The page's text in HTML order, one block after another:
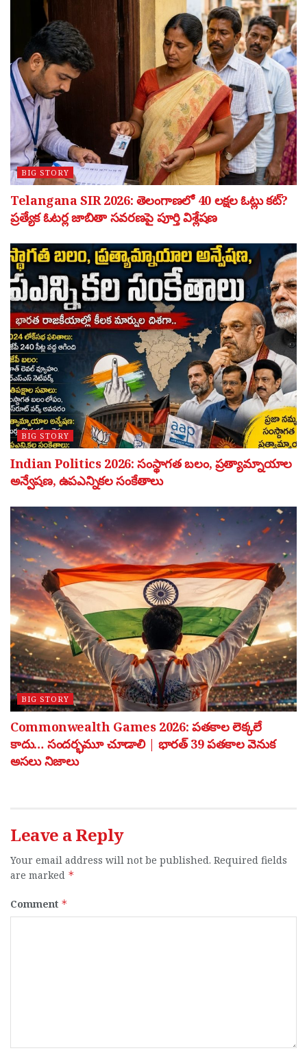
BIG STORY
Telangana SIR 2026: తెలంగాణలో 40 లక్షల ఓట్లు కట్?
ప్రత్యేక ఓటర్ల జాబితా సవరణపై పూర్తి విశ్లేషణ
BIG STORY
Indian Politics 2026: సంస్థాగత బలం, ప్రత్యామ్నాయాల
అన్వేషణ, ఉపఎన్నికల సంకేతాలు
BIG STORY
Commonwealth Games 2026: పతకాల లెక్కలే
కాదు… సందర్భమూ చూడాలి | భారత్ 39 పతకాల వెనుక
అసలు నిజాలు
Leave a Reply
Your email address will not be published. Required fields
are marked *
Comment *